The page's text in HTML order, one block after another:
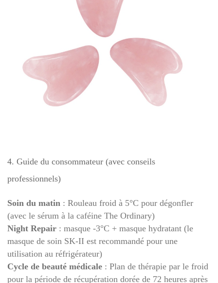
4. Guide du consommateur (avec conseils
professionnels)
Soin du matin : Rouleau froid à 5°C pour dégonfler
(avec le sérum à la caféine The Ordinary)
Night Repair : masque -3°C + masque hydratant (le
masque de soin SK-II est recommandé pour une
utilisation au réfrigérateur)
Cycle de beauté médicale : Plan de thérapie par le froid
pour la période de récupération dorée de 72 heures après